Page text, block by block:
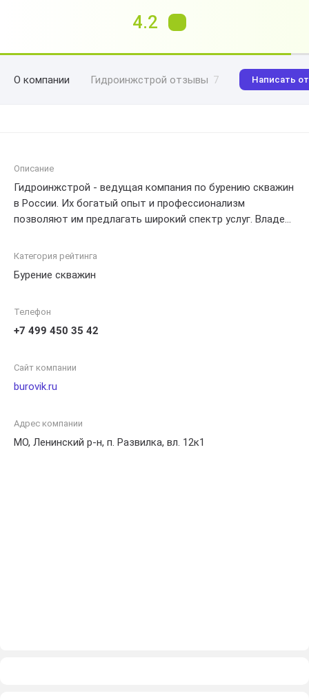
4.2
О компании Гидроинжстрой отзывы 7 Написать
Описание
Гидроинжстрой - ведущая компания по бурению скважин
в России. Их богатый опыт и профессионализм
позволяют им предлагать широкий спектр услуг. Владея
технологиями, Гидроинжстрой специализируется на
Команда высококвалифицированных специалистов
крупномасштабные промышленные проекты, так и
работы для частных заказчиков. С ними можно быть
работ. При выборе Гидроинжстрой вы вкладываете
безопасное и надежное водоснабжение.
Категория рейтинга
Бурение скважин
Телефон
+7 499 450 35 42
Сайт компании
burovik.ru
Адрес компании
МО, Ленинский р-н, п. Развилка, вл. 12к1